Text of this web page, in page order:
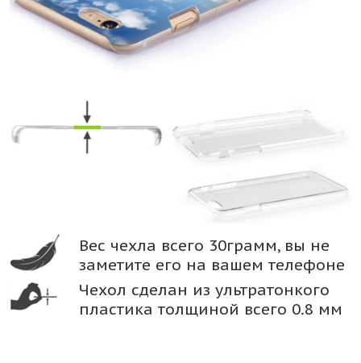
Вес чехла всего 30грамм, вы не
заметите его на вашем телефоне
Чехол сделан из ультратонкого
пластика толщиной всего 0.8 мм